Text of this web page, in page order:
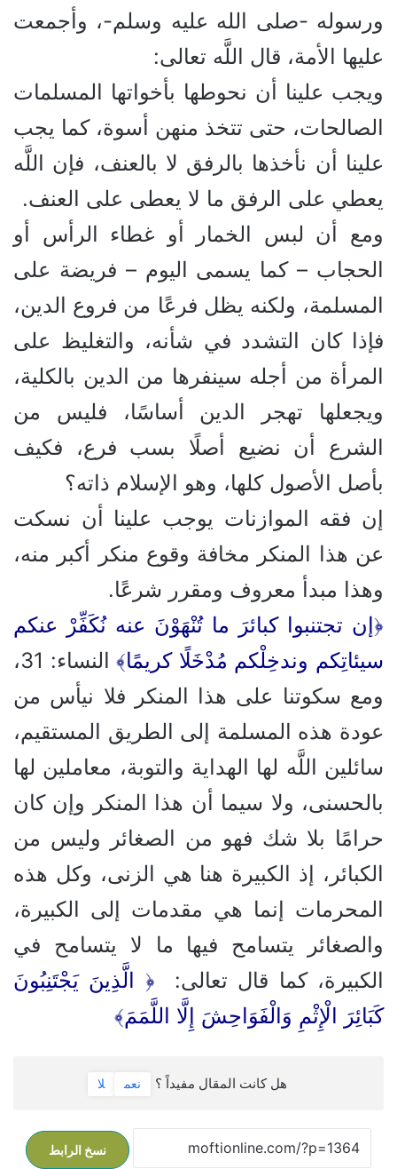
ورسوله -صلى الله عليه وسلم-، وأجمعت
عليها الأمة، قال اللَّه تعالى:
ويجب علينا أن نحوطها بأخواتها المسلمات
الصالحات، حتى تتخذ منهن أسوة، كما يجب
علينا أن نأخذها بالرفق لا بالعنف، فإن اللَّه
يعطي على الرفق ما لا يعطى على العنف.
ومع أن لبس الخمار أو غطاء الرأس أو
الحجاب – كما يسمى اليوم – فريضة على
المسلمة، ولكنه يظل فرعًا من فروع الدين،
فإذا كان التشدد في شأنه، والتغليظ على
المرأة من أجله سينفرها من الدين بالكلية،
ويجعلها تهجر الدين أساسًا، فليس من
الشرع أن نضيع أصلًا بسب فرع، فكيف
بأصل الأصول كلها، وهو الإسلام ذاته؟
إن فقه الموازنات يوجب علينا أن نسكت
عن هذا المنكر مخافة وقوع منكر أكبر منه،
وهذا مبدأ معروف ومقرر شرعًا.
﴿إن تجتنبوا كبائرَ ما تُنْهَوْنَ عنه نُكَفِّرْ عنكم
سيئاتِكم وندخِلْكم مُدْخَلًا كريمًا﴾
النساء: 31،
ومع سكوتنا على هذا المنكر فلا نيأس من
عودة هذه المسلمة إلى الطريق المستقيم،
سائلين اللَّه لها الهداية والتوبة، معاملين لها
بالحسنى، ولا سيما أن هذا المنكر وإن كان
حرامًا بلا شك فهو من الصغائر وليس من
الكبائر، إذ الكبيرة هنا هي الزنى، وكل هذه
المحرمات إنما هي مقدمات إلى الكبيرة،
والصغائر يتسامح فيها ما لا يتسامح في
الكبيرة، كما قال تعالى: ﴿ الَّذِينَ يَجْتَنِبُونَ
كَبَائِرَ الْإِثْمِ وَالْفَوَاحِشَ إِلَّا اللَّمَمَ﴾
هل كانت المقال مفيداً ؟ نعم لا
نسخ الرابط